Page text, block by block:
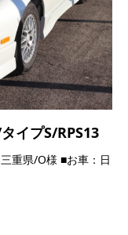
プS/RPS13
重県/O様 ■お車：日